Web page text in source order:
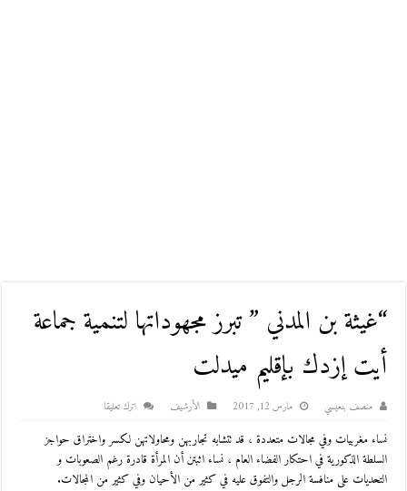
“غيثة بن المدني ” تبرز مجهوداتها لتنمية جماعة
أيت إزدك بإقليم ميدلت
منصف بنعيسي مارس 12, 2017 اﻷرشيف اترك تعليقا
نساء مغربيات وفي مجالات متعددة ، قد تتشابه تجاربهن ومحاولاتهن لكسر واختراق حواجز
السلطة الذكورية في احتكار الفضاء العام ، نساء اثبتن أن المرأة قادرة رغم الصعوبات و
التحديات على منافسة الرجل والتفوق عليه في كثير من الأحيان وفي كثير من المجالات.